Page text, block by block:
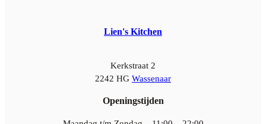
Lien's Kitchen
Kerkstraat 2
2242 HG Wassenaar
Openingstijden